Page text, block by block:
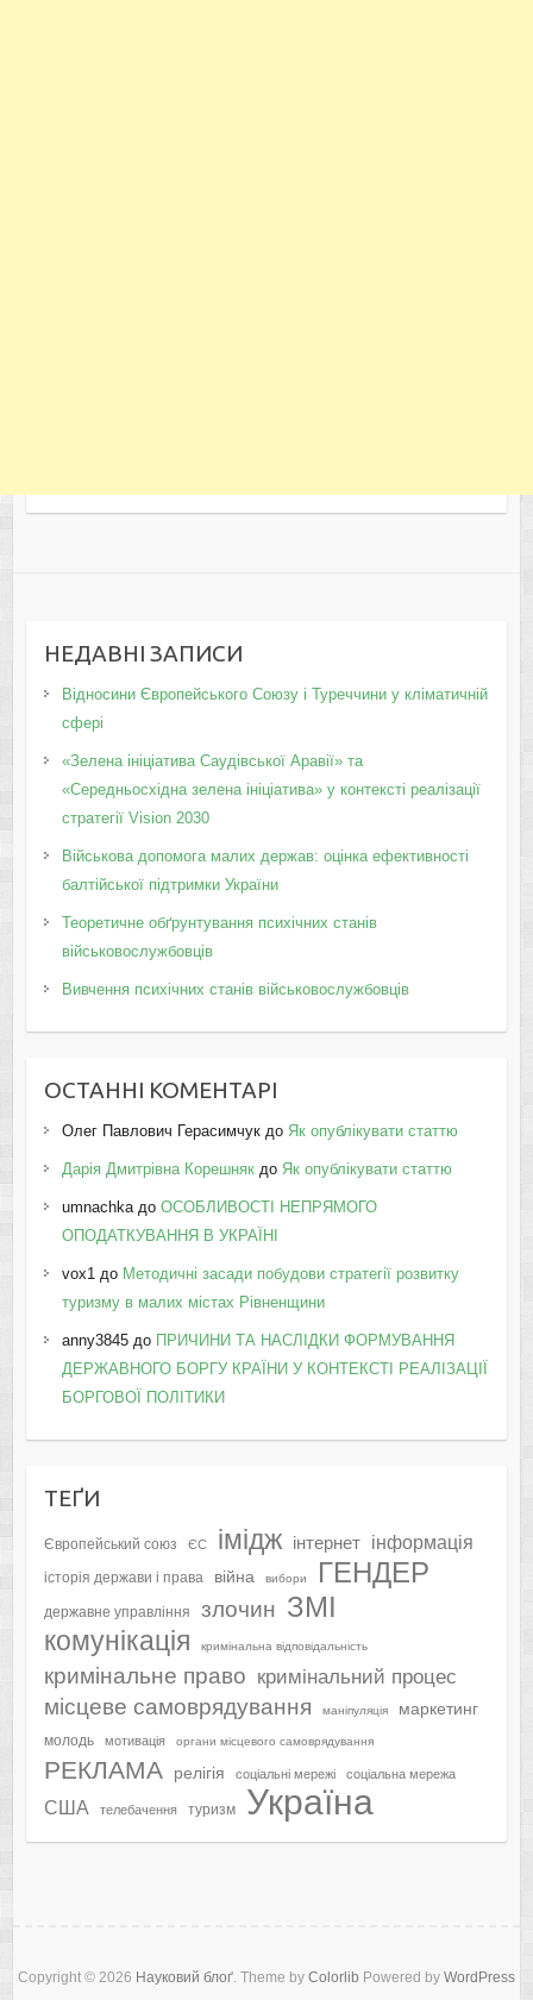
НЕДАВНІ ЗАПИСИ
Відносини Європейського Союзу і Туреччини у кліматичній
сфері
«Зелена ініціатива Саудівської Аравії» та
«Середньосхідна зелена ініціатива» у контексті реалізації
стратегії Vision 2030
Військова допомога малих держав: оцінка ефективності
балтійської підтримки України
Теоретичне обґрунтування психічних станів
військовослужбовців
Вивчення психічних станів військовослужбовців
ОСТАННІ КОМЕНТАРІ
Олег Павлович Герасимчукдо Як опублікувати статтю
Дарія Дмитрівна Корешнякдо Як опублікувати статтю
umnachkaдо ОСОБЛИВОСТІ НЕПРЯМОГО
ОПОДАТКУВАННЯ В УКРАЇНІ
vox1до Методичні засади побудови стратегії розвитку
туризму в малих містах Рівненщини
anny3845до ПРИЧИНИ ТА НАСЛІДКИ ФОРМУВАННЯ
ДЕРЖАВНОГО БОРГУ КРАЇНИ У КОНТЕКСТІ РЕАЛІЗАЦІЇ
БОРГОВОЇ ПОЛІТИКИ
ТЕҐИ
Європейський союз ЄС імідж інтернет інформація
історія держави і права війна вибори ГЕНДЕР
державне управління злочин ЗМІ
комунікація кримінальна відповідальність
кримінальне право кримінальний процес
місцеве самоврядування маніпуляція маркетинг
молодь мотивація органи місцевого самоврядування
РЕКЛАМА релігія соціальні мережі соціальна мережа
США телебачення туризм Україна
Copyright © 2026 Науковий блоґ. Theme by Colorlib Powered by WordPress